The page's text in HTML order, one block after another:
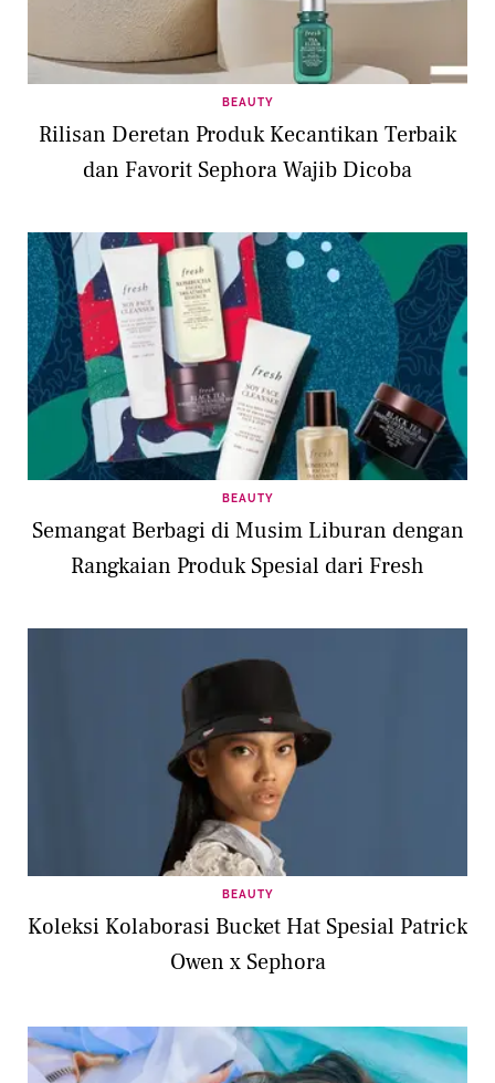
BEAUTY
Rilisan Deretan Produk Kecantikan Terbaik
dan Favorit Sephora Wajib Dicoba
BEAUTY
Semangat Berbagi di Musim Liburan dengan
Rangkaian Produk Spesial dari Fresh
BEAUTY
Koleksi Kolaborasi Bucket Hat Spesial Patrick
Owen x Sephora